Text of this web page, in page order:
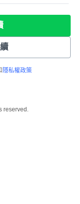
隱私權政策
reserved.